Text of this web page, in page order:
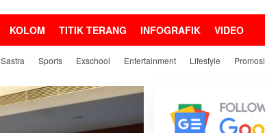
KOLOM TITIK TERANG INFOGRAFIK VIDEO
Sastra Sports Exschool Entertainment Lifestyle Promosi